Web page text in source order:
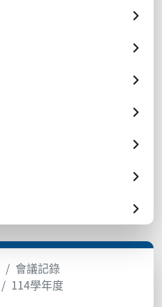
會議記錄
114學年度